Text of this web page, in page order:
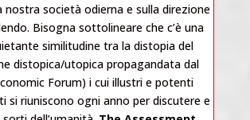
società odierna e sulla direzione
Bisogna sottolineare che c’è una
similitudine tra la distopia del
distopica/utopica propagandata dal
Forum) i cui illustri e potenti
si riuniscono ogni anno per discutere e